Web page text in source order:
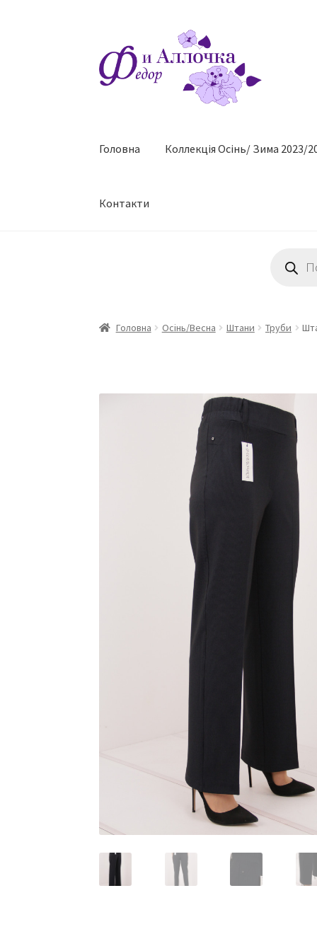
до
навігації
до
контенту
Головна Коллекцiя Осінь/ Зима 2023/
Контакти
товарів
Головна Осінь/Весна Штани Труби